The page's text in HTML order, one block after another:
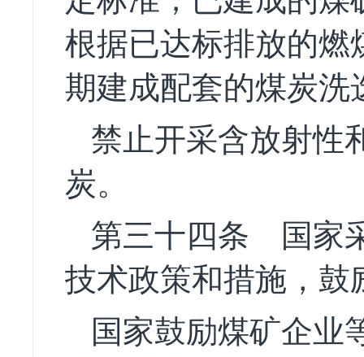
根据已达标排放的燃
期建成配套的煤炭洗
禁止开采含放射性
炭。
第三十四条 国家
技术政策和措施，鼓
国家鼓励煤矿企业